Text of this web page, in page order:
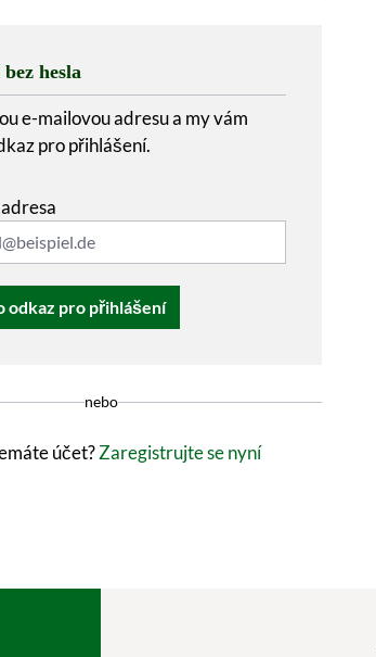
hesla
e-mailovou adresu a my vám
pro přihlášení.
odkaz pro přihlášení
nebo
účet?Zaregistrujte se nyní